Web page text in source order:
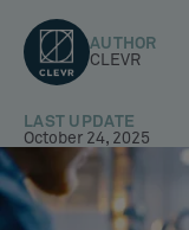
AUTHOR
CLEVR
LAST UPDATE
October 24, 2025